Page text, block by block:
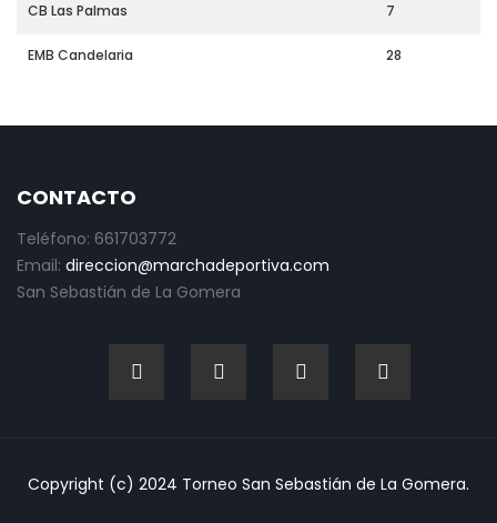
CB Las Palmas 7
EMB Candelaria 28
CONTACTO
Teléfono: 661703772
Email: direccion@marchadeportiva.com
San Sebastián de La Gomera
Copyright (c) 2024 Torneo San Sebastián de La Gomera.